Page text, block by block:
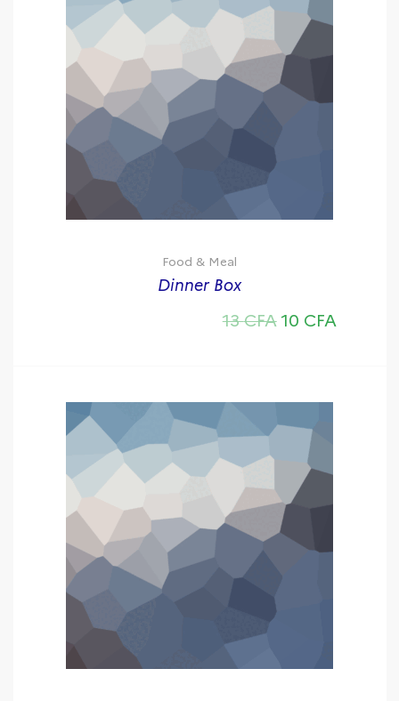
Food & Meal
Dinner Box
13CFALe prix initial
10 CFALe prix